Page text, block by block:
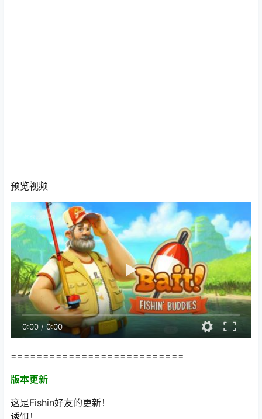
0:00/0:00
===========================
诱饵！
嗨，虚拟渔夫。